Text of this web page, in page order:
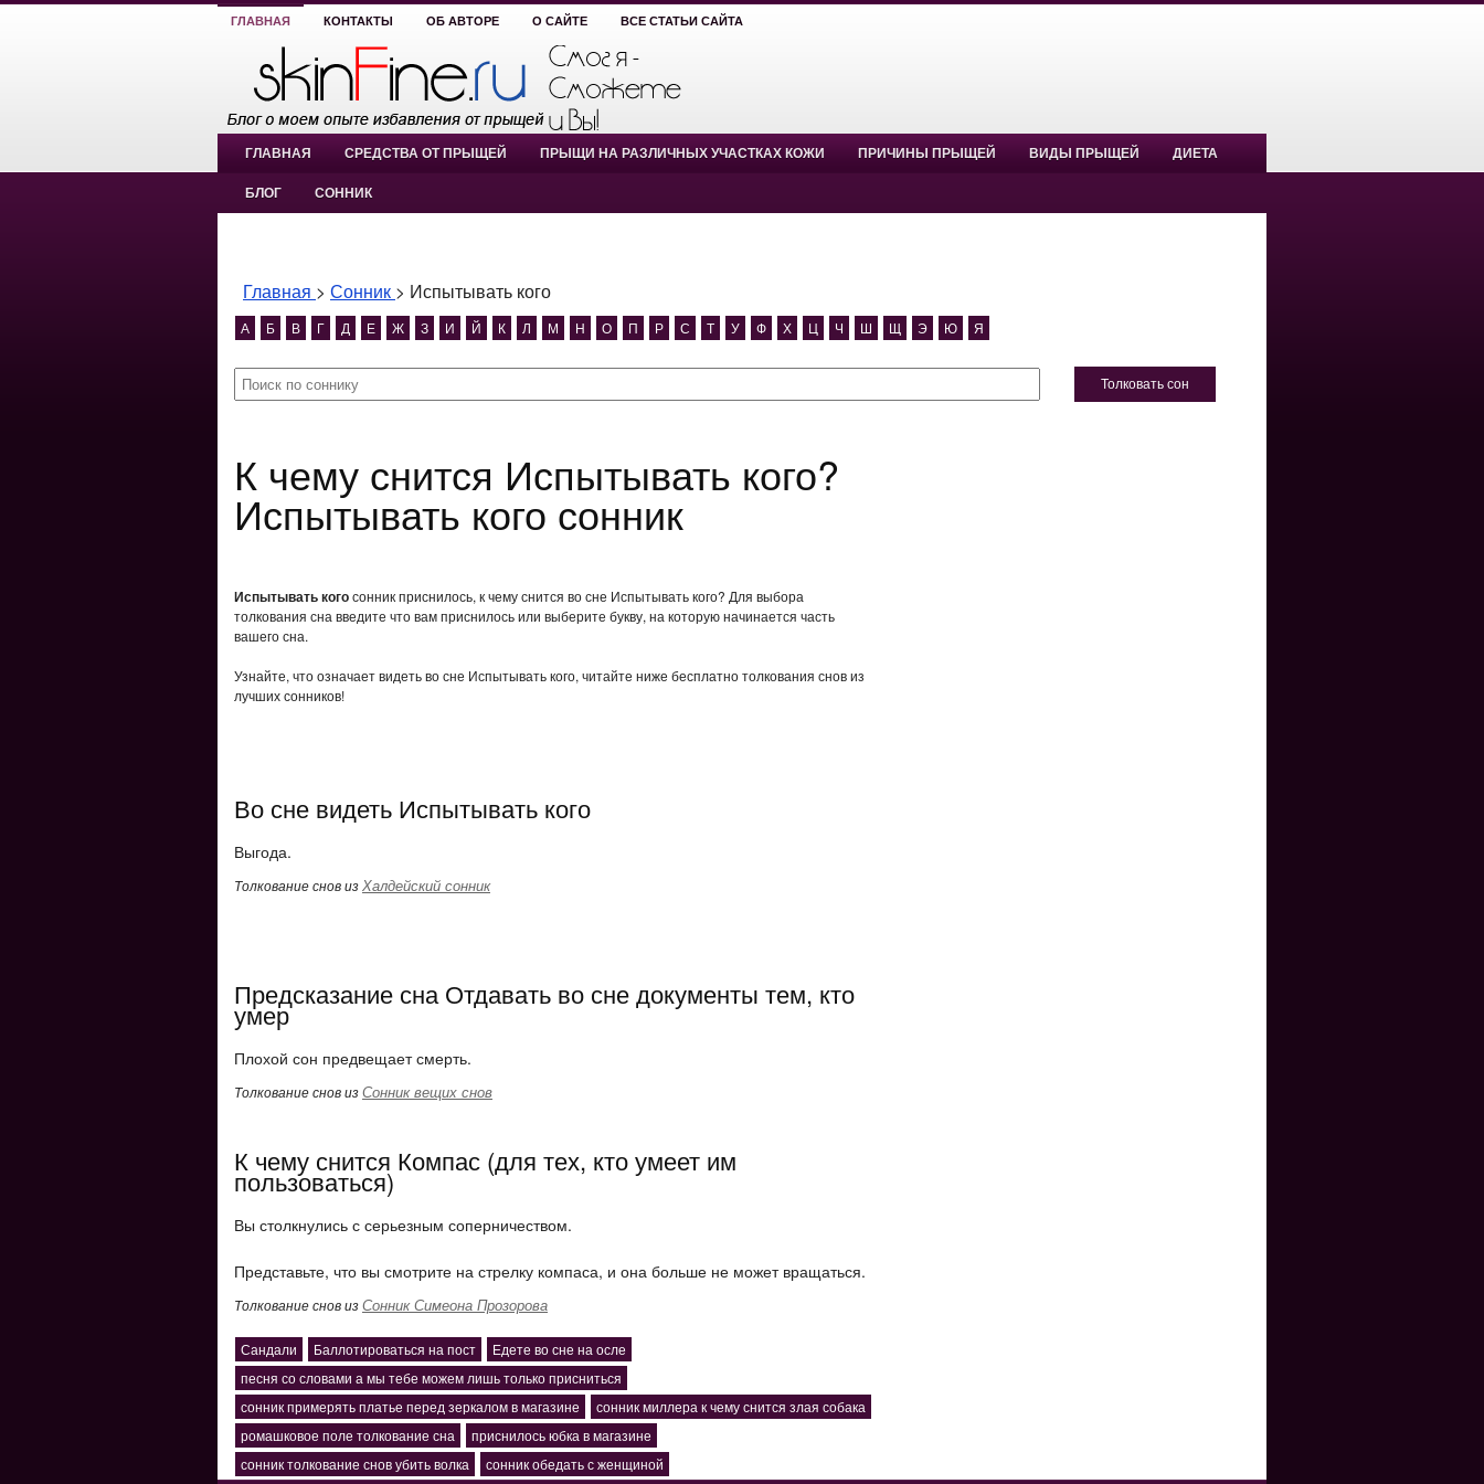
ГЛАВНАЯ КОНТАКТЫ ОБ АВТОРЕ О САЙТЕ ВСЕ СТАТЬИ САЙТА
ГЛАВНАЯ СРЕДСТВА ОТ ПРЫЩЕЙ ПРЫЩИ НА РАЗЛИЧНЫХ УЧАСТКАХ КОЖИ ПРИЧИНЫ ПРЫЩЕЙ ВИДЫ ПРЫЩЕЙ ДИЕТА
БЛОГ СОННИК
Главная > Сонник > Испытывать кого
А Б В Г Д Е Ж З И Й К Л М Н О П Р С Т У Ф Х Ц Ч Ш Щ Э Ю Я
Толковать сон
К чему снится Испытывать кого?
Испытывать кого сонник
Испытывать когосонник приснилось, к чему снится во сне Испытывать кого? Для выбора
толкования сна введите что вам приснилось или выберите букву, на которую начинается часть
вашего сна.
Узнайте, что означает видеть во сне Испытывать кого, читайте ниже бесплатно толкования снов из
лучших сонников!
Во сне видеть Испытывать кого
Выгода.
Толкование снов изХалдейский сонник
Предсказание сна Отдавать во сне документы тем, кто
умер
Плохой сон предвещает смерть.
Толкование снов изСонник вещих снов
К чему снится Компас (для тех, кто умеет им
пользоваться)
Вы столкнулись с серьезным соперничеством.
Представьте, что вы смотрите на стрелку компаса, и она больше не может вращаться.
Толкование снов изСонник Симеона Прозорова
Сандали Баллотироваться на пост
Едете во сне на осле
песня со словами а мы тебе можем лишь только присниться
сонник примерять платье перед зеркалом в магазине
сонник миллера к чему снится злая собака
ромашковое поле толкование сна
приснилось юбка в магазине
сонник толкование снов убить волка
сонник обедать с женщиной